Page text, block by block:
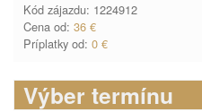
Kód zájazdu: 1224912
Cena od: 36 €
Príplatky od: 0 €
Výber termínu